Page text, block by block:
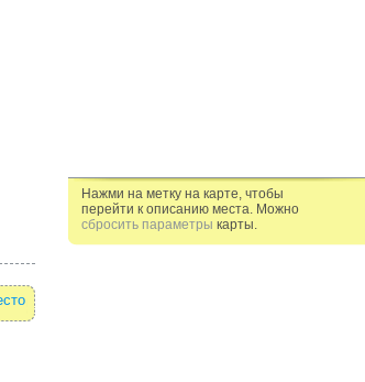
Нажми на метку на карте, чтобы
перейти к описанию места. Можно
сбросить параметры карты.